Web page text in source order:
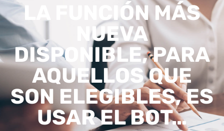
LA FUNCIÓN MÁS
NUEVA
DISPONIBLE, PARA
AQUELLOS QUE
SON ELEGIBLES, ES
USAR EL BOT…